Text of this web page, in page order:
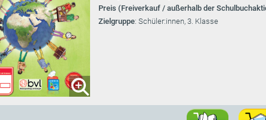
Preis (Freiverkauf / außerhalb der
Zielgruppe: Schüler:innen, 3. Klasse